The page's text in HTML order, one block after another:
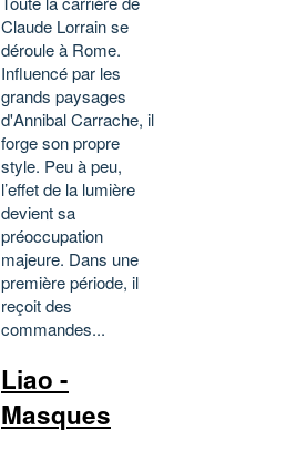
Claude Lorrain se
déroule à Rome.
Influencé par les
grands paysages
d'Annibal Carrache, il
forge son propre
style. Peu à peu,
l’effet de la lumière
devient sa
préoccupation
majeure. Dans une
première période, il
reçoit des
commandes...
Liao -
Masques